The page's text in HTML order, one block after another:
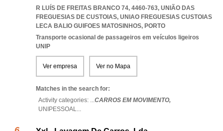
R LUÍS DE FREITAS BRANCO 74, 4460-763, UNIÃO DAS
FREGUESIAS DE CUSTOIAS, UNIAO FREGUESIAS CUSTOIAS
LECA BALIO GUIFOES MATOSINHOS, PORTO
Transporte ocasional de passageiros em veículos ligeiros
UNIP
Ver empresa Ver no Mapa
Matches in the search for:
Activity categories: ...CARROS EM MOVIMENTO,
UNIPESSOAL...